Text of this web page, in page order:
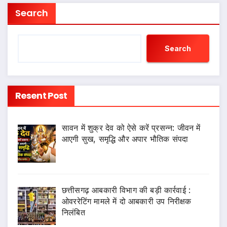
Search
Search
Resent Post
सावन में शुक्र देव को ऐसे करें प्रसन्न: जीवन में
आएगी सुख, समृद्धि और अपार भौतिक संपदा
छत्तीसगढ़ आबकारी विभाग की बड़ी कार्रवाई :
ओवररेटिंग मामले में दो आबकारी उप निरीक्षक
निलंबित